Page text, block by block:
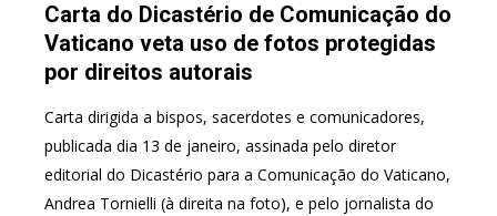
Carta do Dicastério de Comunicação do
Vaticano veta uso de fotos protegidas
por direitos autorais
Carta dirigida a bispos, sacerdotes e comunicadores,
publicada dia 13 de janeiro, assinada pelo diretor
editorial do Dicastério para a Comunicação do Vaticano,
Andrea Tornielli (à direita na foto), e pelo jornalista do